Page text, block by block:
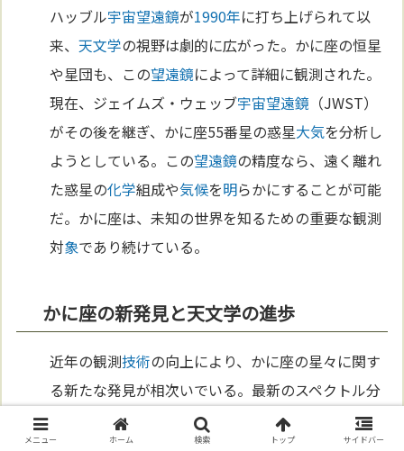
ハッブル宇宙望遠鏡が1990年に打ち上げられて以
来、天文学の視野は劇的に広がった。かに座の恒星
や星団も、この望遠鏡によって詳細に観測された。
現在、ジェイムズ・ウェッブ宇宙望遠鏡 （JWST）
がその後を継ぎ、かに座55番星の惑星大気を分析し
ようとしている。この望遠鏡の精度なら、遠く離れ
た惑星の化学組成や気候を明らかにすることが可能
だ。かに座は、未知の世界を知るための重要な観測
対象であり続けている。
かに座の新発見と天文学の進歩
近年の観測技術の向上により、かに座の星々に関す
る新たな発見が相次いでいる。最新のスペクトル分
析では、プレセペ星団の星の成分が詳細に
らかに
メニュー ホーム 検索 トップ サイドバー